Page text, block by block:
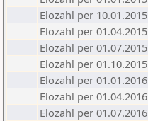
Elozahl per 10.01.2015
Elozahl per 01.04.2015
Elozahl per 01.07.2015
Elozahl per 01.10.2015
Elozahl per 01.01.2016
Elozahl per 01.04.2016
Elozahl per 01.07.2016